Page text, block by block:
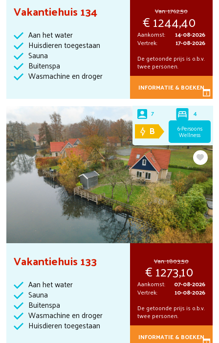
Vakantiehuis 134
Aan het water
Huisdieren toegestaan
Sauna
Buitenspa
Wasmachine en droger
Aankomst: 14-08-2026
Vertrek: 17-08-2026
Van:1762,50
1244,40
De getoonde prijs is o.b.v.
twee personen.
INFORMATIE & BOEKEN
Vakantiehuis 133
Aan het water
Sauna
Buitenspa
Wasmachine en droger
Huisdieren toegestaan
7 4
B 6-Persoons
Wellness
Aankomst: 07-08-2026
Vertrek: 10-08-2026
Van:1803,50
1273,10
De getoonde prijs is o.b.v.
twee personen.
INFORMATIE & BOEKEN